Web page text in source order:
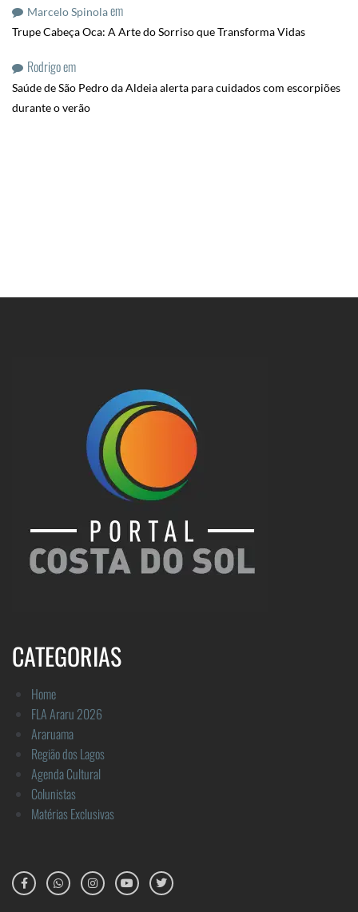
Marcelo Spinolaem
Trupe Cabeça Oca: A Arte do Sorriso que Transforma Vidas
Rodrigoem
Saúde de São Pedro da Aldeia alerta para cuidados com escorpiões
durante o verão
CATEGORIAS
Home
FLA Araru 2026
Araruama
Região dos Lagos
Agenda Cultural
Colunistas
Matérias Exclusivas